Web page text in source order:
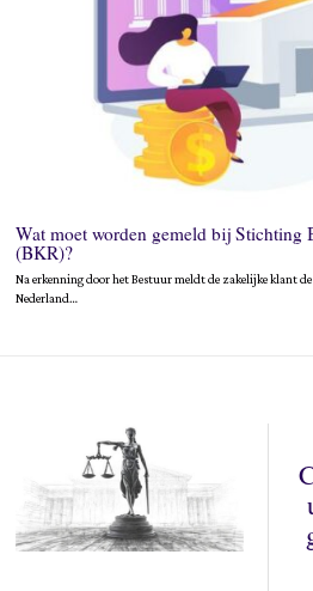
Wat moet worden gemeld bij Stichting
(BKR)?
Na erkenning door het Bestuur meldt de zakelijke klant
Nederland…